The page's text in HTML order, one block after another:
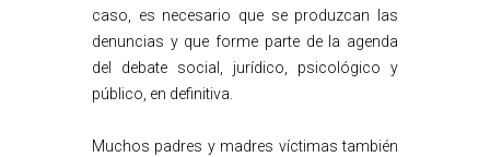
caso, es necesario que se produzcan las
denuncias y que forme parte de la agenda
del debate social, jurídico, psicológico y
público, en definitiva.
Muchos padres y madres víctimas también